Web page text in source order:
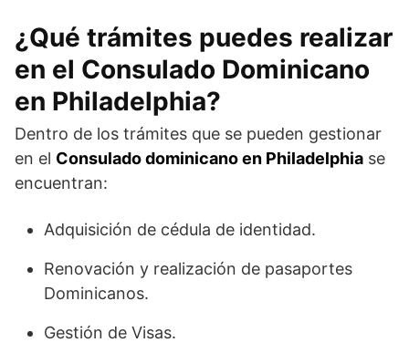
¿Qué trámites puedes realizar
en el Consulado Dominicano
en Philadelphia?
Dentro de los trámites que se pueden gestionar
en el Consulado dominicano en Philadelphia se
encuentran:
Adquisición de cédula de identidad.
Renovación y realización de pasaportes
Dominicanos.
Gestión de Visas.